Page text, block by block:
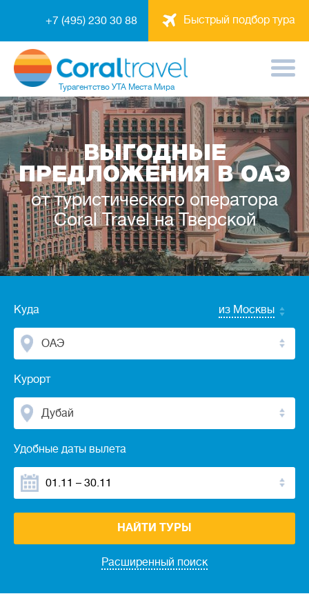
Быстрый подбор тура
+7 (495) 230 30 88
Турагентство УТА Места Мира
ВЫГОДНЫЕ
ПРЕДЛОЖЕНИЯ В ОАЭ
от туристического оператора
Coral Travel на Тверской
Куда из Москвы
ОАЭ
Курорт
Дубай
Удобные даты вылета
Расширенный поиск
НАЙТИ ТУРЫ